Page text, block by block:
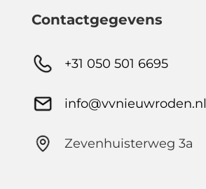
Contactgegevens
+31 050 501 6695
info@vvnieuwroden.nl
Zevenhuisterweg 3a